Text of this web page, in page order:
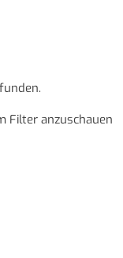
Filter anzuschauen